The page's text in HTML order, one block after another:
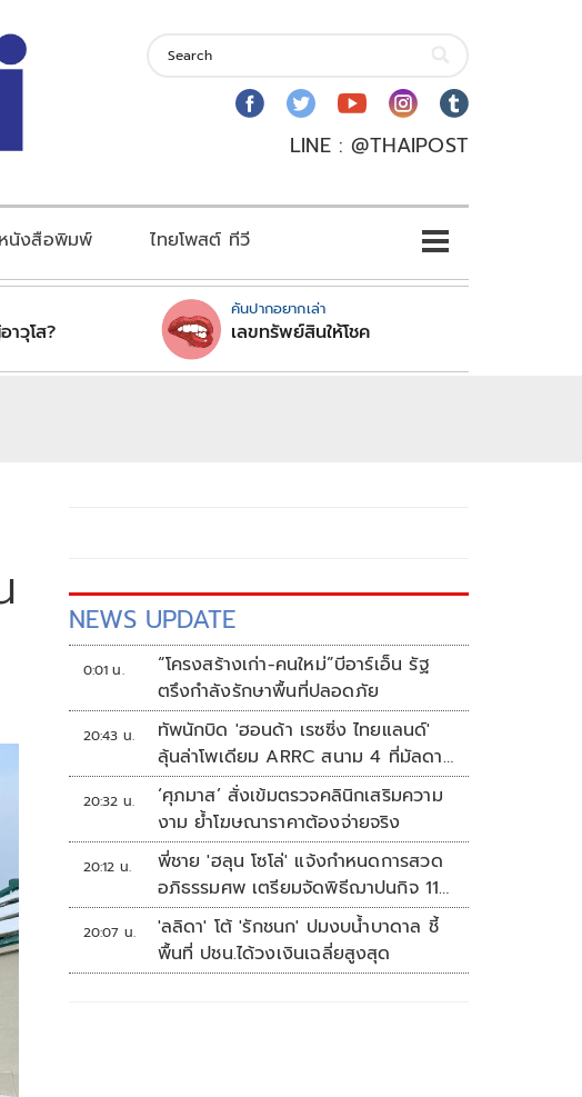
LINE : @THAIPOST
หนังสือพิมพ์ ไทยโพสต์ ทีวี
วุโส?
คันปากอยากเล่า
เลขทรัพย์สินให้โชค
NEWS UPDATE
0:01 น.
“โครงสร้างเก่า-คนใหม่”บีอาร์เอ็น รัฐ
ตรึงกำลังรักษาพื้นที่ปลอดภัย
20:43 น.
ทัพนักบิด 'ฮอนด้า เรซซิ่ง ไทยแลนด์'
ลุ้นล่าโพเดียม ARRC สนาม 4 ที่มัลดาลิ
กา
20:32 น.
‘ศุภมาส’ สั่งเข้มตรวจคลินิกเสริมความ
งาม ย้ำโฆษณาราคาต้องจ่ายจริง
20:12 น.
พี่ชาย 'ฮลุน โซโล่' แจ้งกำหนดการสวด
อภิธรรมศพ เตรียมจัดพิธีฌาปนกิจ 11
ส.ค.
20:07 น.
'ลลิดา' โต้ 'รักชนก' ปมงบน้ำบาดาล ชี้
พื้นที่ ปชน.ได้วงเงินเฉลี่ยสูงสุด